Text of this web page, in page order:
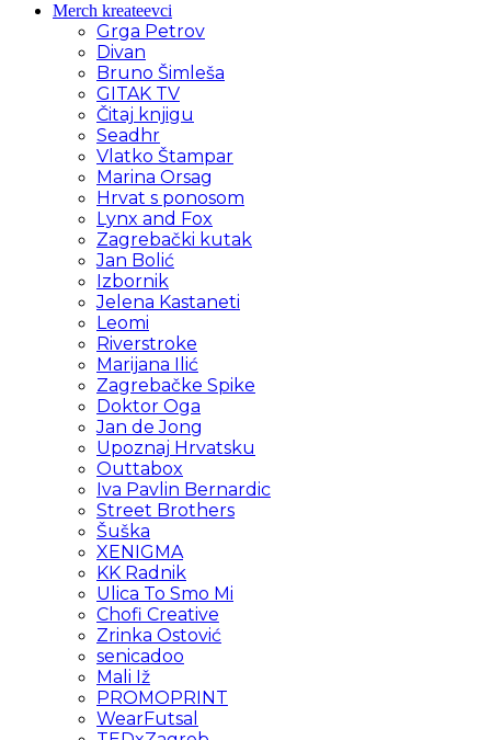
Merch kreateevci
Grga Petrov
Divan
Bruno Šimleša
GITAK TV
Čitaj knjigu
Seadhr
Vlatko Štampar
Marina Orsag
Hrvat s ponosom
Lynx and Fox
Zagrebački kutak
Jan Bolić
Izbornik
Jelena Kastaneti
Leomi
Riverstroke
Marijana Ilić
Zagrebačke Spike
Doktor Oga
Jan de Jong
Upoznaj Hrvatsku
Outtabox
Iva Pavlin Bernardic
Street Brothers
Šuška
XENIGMA
KK Radnik
Ulica To Smo Mi
Chofi Creative
Zrinka Ostović
senicadoo
Mali Iž
PROMOPRINT
WearFutsal